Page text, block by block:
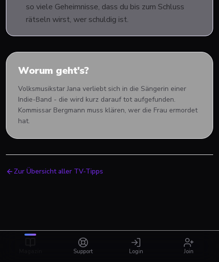
so viele Geheimnisse, dass du bis zum Schluss
rätseln wirst, wer schuldig ist.
Worum geht's?
Volksmusikstar Jana verliebt sich in die Sängerin einer
Indie-Band - die wird kurz darauf tot aufgefunden.
Kommissar Bergmann muss klären, wer die Frau ermordet
hat.
Zur Übersicht aller TV-Tipps
Support Login Join